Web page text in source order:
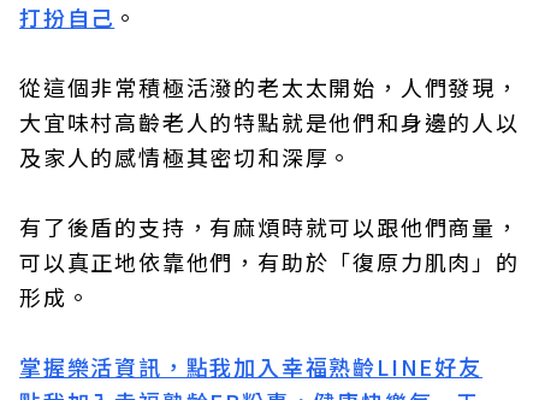
打扮自己 。
從這個非常積極活潑的老太太開始，人們發現，
大宜味村高齡老人的特點就是他們和身邊的人以
及家人的感情極其密切和深厚。
有了後盾的支持，有麻煩時就可以跟他們商量，
可以真正地依靠他們，有助於「復原力肌肉」的
形成。
掌握樂活資訊，點我加入幸福熟齡LINE好友